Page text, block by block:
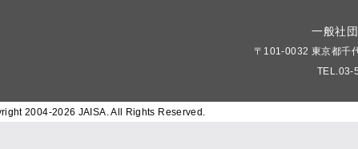
一般社
〒101-0032 東京都千
TEL.03-
2004-2026 JAISA. All Rights Reserved.